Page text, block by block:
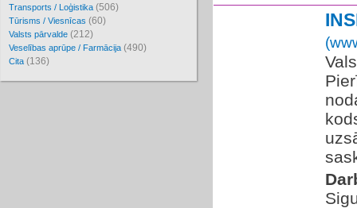
Transports / Loģistika (506)
Tūrisms / Viesnīcas (60)
Valsts pārvalde (212)
Veselības aprūpe / Farmācija (490)
Cita (136)